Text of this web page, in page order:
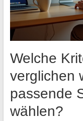
Welche
verglichen
passende
wählen?